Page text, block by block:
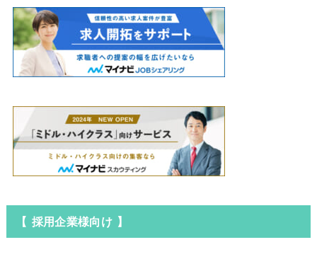
【 採用企業様向け 】